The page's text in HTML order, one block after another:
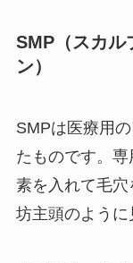
SMP（スカル
ン）
SMPは医療用
たものです。
素を入れて毛
坊主頭のように